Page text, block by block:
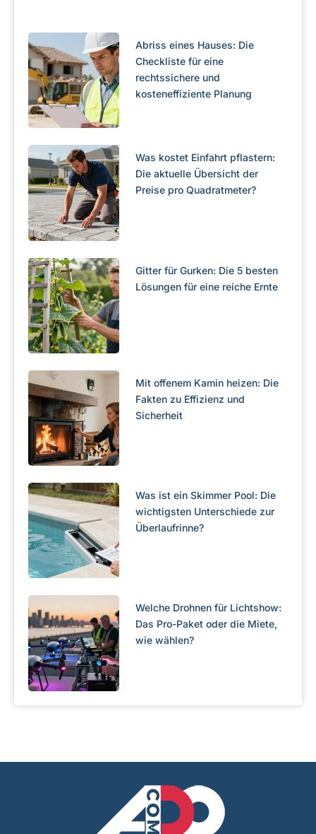
Abriss eines Hauses: Die
Checkliste für eine
rechtssichere und
kosteneffiziente Planung
Was kostet Einfahrt pflastern:
Die aktuelle Übersicht der
Preise pro Quadratmeter?
Gitter für Gurken: Die 5 besten
Lösungen für eine reiche Ernte
Mit offenem Kamin heizen: Die
Fakten zu Effizienz und
Sicherheit
Was ist ein Skimmer Pool: Die
wichtigsten Unterschiede zur
Überlaufrinne?
Welche Drohnen für Lichtshow:
Das Pro-Paket oder die Miete,
wie wählen?